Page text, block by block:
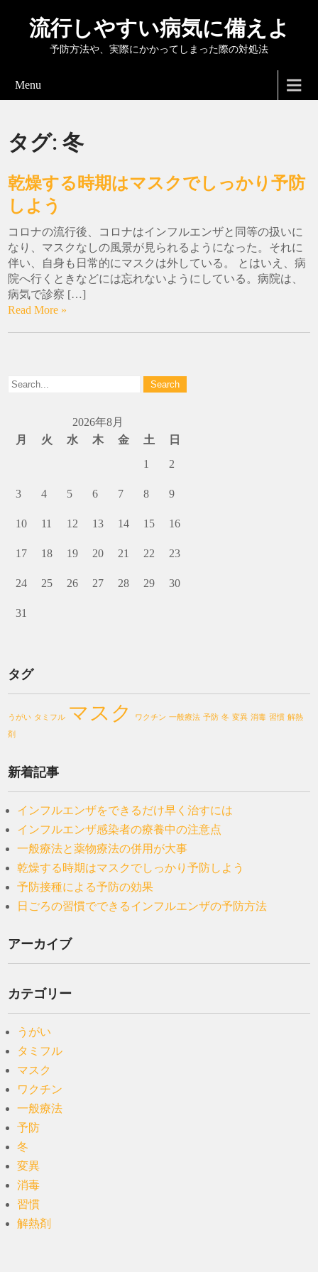
流行しやすい病気に備えよ
予防方法や、実際にかかってしまった際の対処法
Menu
タグ:冬
乾燥する時期はマスクでしっかり予防
しよう
コロナの流行後、コロナはインフルエンザと同等の扱いに
なり、マスクなしの風景が見られるようになった。それに
伴い、自身も日常的にマスクは外している。 とはいえ、病
院へ行くときなどには忘れないようにしている。病院は、
病気で診察 […]
Read More »
2026年8月
月
火 水 木 金 土
日
1
2
3 4 5 6 7 8 9
10 11 12 13 14 15 16
17 18 19 20 21 22 23
24 25 26 27 28 29 30
31
タグ
うがい タミフル マスク ワクチン 一般療法 予防 冬 変異 消毒 習慣 解熱
剤
新着記事
インフルエンザをできるだけ早く治すには
インフルエンザ感染者の療養中の注意点
一般療法と薬物療法の併用が大事
乾燥する時期はマスクでしっかり予防しよう
予防接種による予防の効果
日ごろの習慣でできるインフルエンザの予防方法
アーカイブ
カテゴリー
うがい
タミフル
マスク
ワクチン
一般療法
予防
冬
変異
消毒
習慣
解熱剤